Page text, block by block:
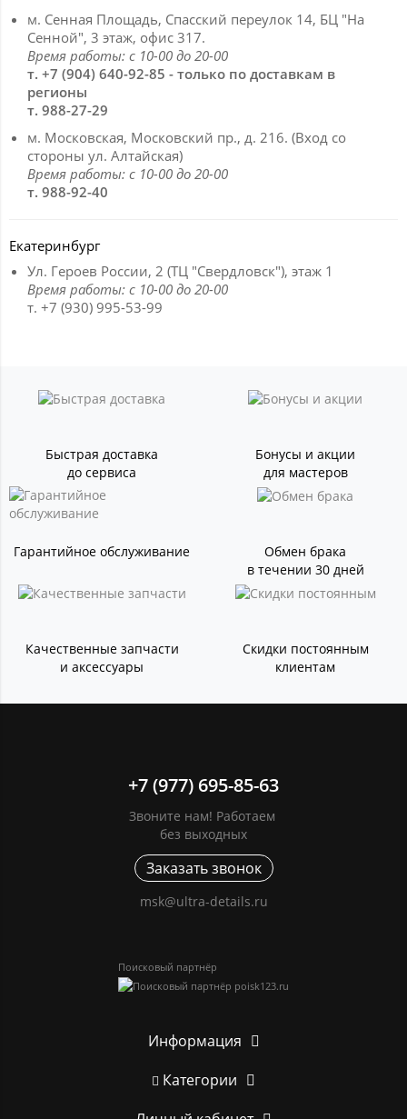
м. Сенная Площадь, Спасский переулок 14, БЦ "На
Сенной", 3 этаж, офис 317.
Время работы: с 10-00 до 20-00
т. +7 (904) 640-92-85 - только по доставкам в
регионы
т. 988-27-29
м. Московская, Московский пр., д. 216. (Вход со
стороны ул. Алтайская)
Время работы: с 10-00 до 20-00
т. 988-92-40
Екатеринбург
Ул. Героев России, 2 (ТЦ "Свердловск"), этаж 1
Время работы: с 10-00 до 20-00
т. +7 (930) 995-53-99
Быстрая доставка
до сервиса
Бонусы и акции
для мастеров
Гарантийное обслуживание
Обмен брака
в течении 30 дней
Качественные запчасти
и аксессуары
Скидки постоянным
клиентам
+7 (977) 695-85-63
Звоните нам! Работаем
без выходных
Заказать звонок
msk@ultra-details.ru
Поисковый партнёр
Информация
Категории